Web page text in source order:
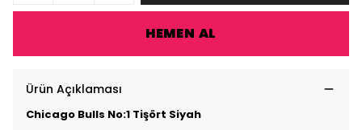
HEMEN AL
Ürün Açıklaması
Chicago Bulls No:1 Tişört Siyah